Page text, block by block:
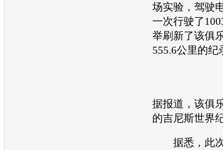
场实验，驾驶
一次行驶了
举刷 新了该俱
555.6公里的纪
据报道，该俱
的吉尼斯世界
据悉，此次